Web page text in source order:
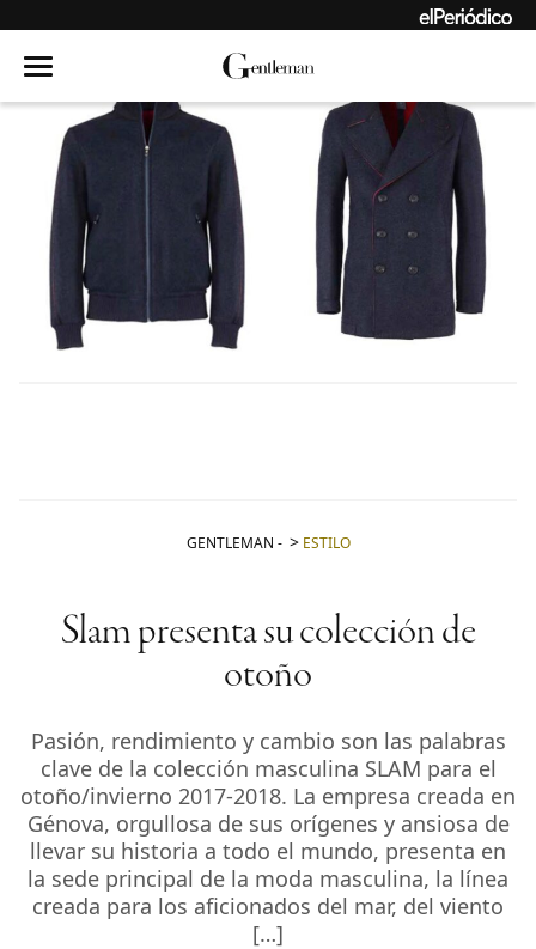
GENTLEMAN - ESTILO
Slam presenta su colección de
otoño
Pasión, rendimiento y cambio son las palabras
clave de la colección masculina SLAM para el
otoño/invierno 2017-2018. La empresa creada en
Génova, orgullosa de sus orígenes y ansiosa de
llevar su historia a todo el mundo, presenta en
la sede principal de la moda masculina, la línea
creada para los aficionados del mar, del viento
[…]